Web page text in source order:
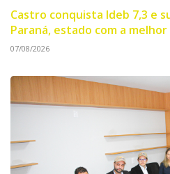
Castro conquista Ideb 7,3 e
Paraná, estado com a
07/08/2026